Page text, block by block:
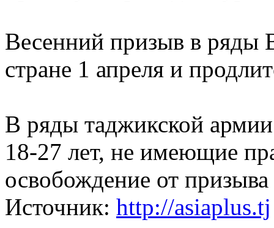
Весенний призыв в ряды
стране 1 апреля и
В ряды таджикской
18-27 лет, не имеющие
освобождение от
Источник: http://asiaplus.tj